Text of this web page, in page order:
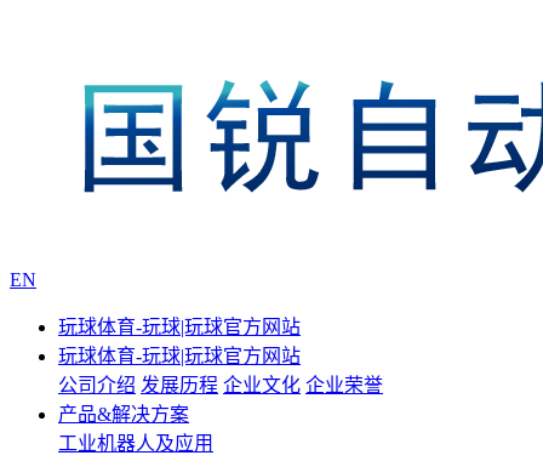
EN
玩球体育-玩球|玩球官方网站
玩球体育-玩球|玩球官方网站
公司介绍 发展历程 企业文化 企业荣誉
产品&解决方案
工业机器人及应用